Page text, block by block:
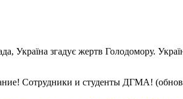
Україна згадує жертв Голодомору.
Сотрудники и студенты ДГМА!